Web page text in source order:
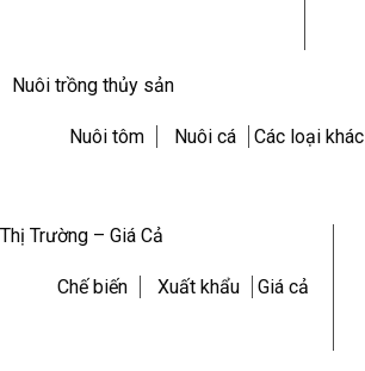
Nuôi trồng thủy sản
Nuôi tôm Nuôi cá Các loại khác
Thị Trường – Giá Cả
Chế biến Xuất khẩu Giá cả